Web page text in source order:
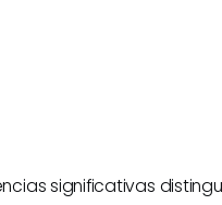
significativas